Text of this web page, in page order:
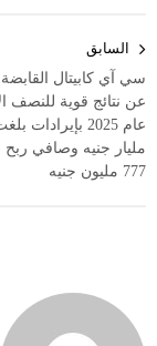
المقالات
السابق
سي آي كابيتال
عن نتائج قوية للنصف
مليار جنيه وصافي ربح
777 مليون جنيه